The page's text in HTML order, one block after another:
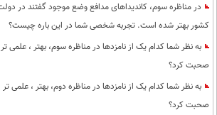
در مناظره سوم، کاندیداهای مدافع وضع موجود گفتند در
کشور بهتر شده است. تجربه شخصی شما در این باره چیست؟
به نظر شما کدام یک از نامزدها در مناظره سوم، بهتر ، علمی
صحبت کرد؟
به نظر شما کدام یک از نامزدها در مناظره دوم، بهتر ، علمی
صحبت کرد؟